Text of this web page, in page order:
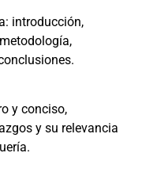
introducción,
y conciso,
y su relevancia